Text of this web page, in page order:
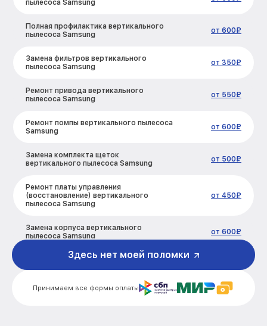
пылесоса Samsung
Полная профилактика вертикального
пылесоса Samsung
от 600₽
Замена фильтров вертикального
пылесоса Samsung
от 350₽
Ремонт привода вертикального
пылесоса Samsung
от 550₽
Ремонт помпы вертикального пылесоса
Samsung
от 600₽
Замена комплекта щеток
вертикального пылесоса Samsung
от 500₽
Ремонт платы управления
(восстановление) вертикального
пылесоса Samsung
от 450₽
Замена корпуса вертикального
пылесоса Samsung
от 600₽
Замена аккумулятора вертикального
пылесоса Samsung
Прошивка вертикального пылесоса
от 500₽
Принимаем все формы оплаты
Здесь нет моей поломки